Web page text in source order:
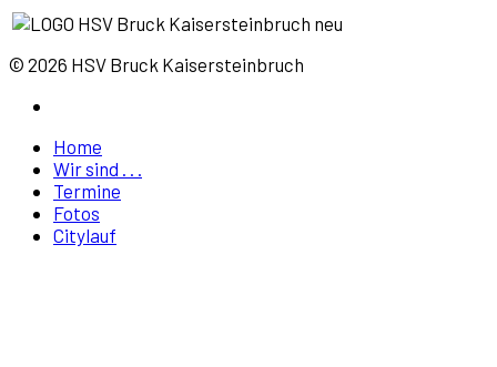
© 2026 HSV Bruck Kaisersteinbruch
Home
Wir sind . . .
Termine
Fotos
Citylauf